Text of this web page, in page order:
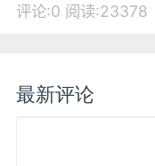
评论:0 阅读:23378
最新评论